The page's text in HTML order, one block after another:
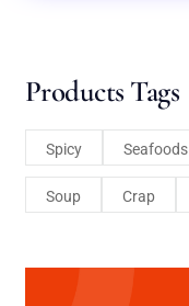
Products Tags
Spicy Seafoods
Soup Crap